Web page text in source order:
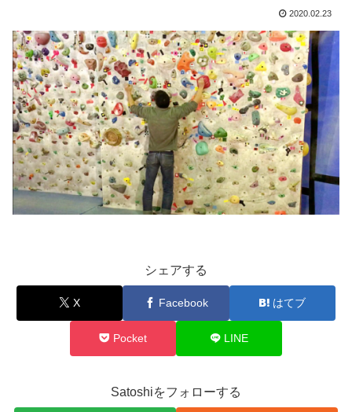
2020.02.23
シェアする
X Facebook はてブ
Pocket LINE
Satoshiをフォローする